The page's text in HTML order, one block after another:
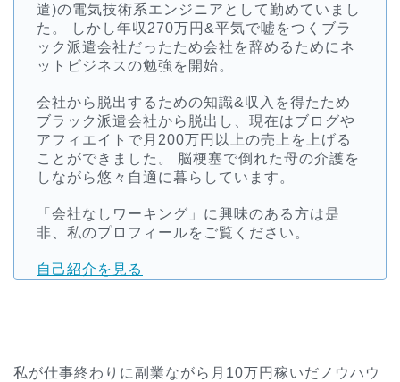
遣)の電気技術系エンジニアとして勤めていまし
た。 しかし年収270万円&平気で嘘をつくブラ
ック派遣会社だったため会社を辞めるためにネ
ットビジネスの勉強を開始。
会社から脱出するための知識&収入を得たため
ブラック派遣会社から脱出し、現在はブログや
アフィエイトで月200万円以上の売上を上げる
ことができました。 脳梗塞で倒れた母の介護を
しながら悠々自適に暮らしています。
「会社なしワーキング」に興味のある方は是
非、私のプロフィールをご覧ください。
自己紹介を見る
私が仕事終わりに副業ながら月10万円稼いだノウハウ